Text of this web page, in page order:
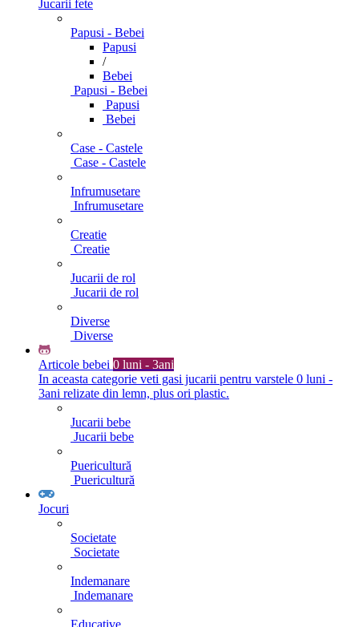
Jucarii fete
Papusi - Bebei
Papusi
/
Bebei
Papusi - Bebei
Papusi
Bebei
Case - Castele
Case - Castele
Infrumusetare
Infrumusetare
Creatie
Creatie
Jucarii de rol
Jucarii de rol
Diverse
Diverse
Articole bebei 0 luni - 3ani
In aceasta categorie veti gasi jucarii pentru varstele 0 luni -
3ani relizate din lemn, plus ori plastic.
Jucarii bebe
Jucarii bebe
Puericultură
Puericultură
Jocuri
Societate
Societate
Indemanare
Indemanare
Educative